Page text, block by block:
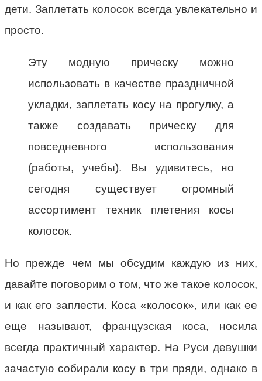
дети. Заплетать колосок всегда увлекательно и
просто.
Эту модную прическу можно
использовать в качестве праздничной
укладки, заплетать косу на прогулку, а
также создавать прическу для
повседневного использования
(работы, учебы). Вы удивитесь, но
сегодня существует огромный
ассортимент техник плетения косы
колосок.
Но прежде чем мы обсудим каждую из них,
давайте поговорим о том, что же такое колосок,
и как его заплести. Коса «колосок», или как ее
еще называют, французская коса, носила
всегда практичный характер. На Руси девушки
зачастую собирали косу в три пряди, однако в